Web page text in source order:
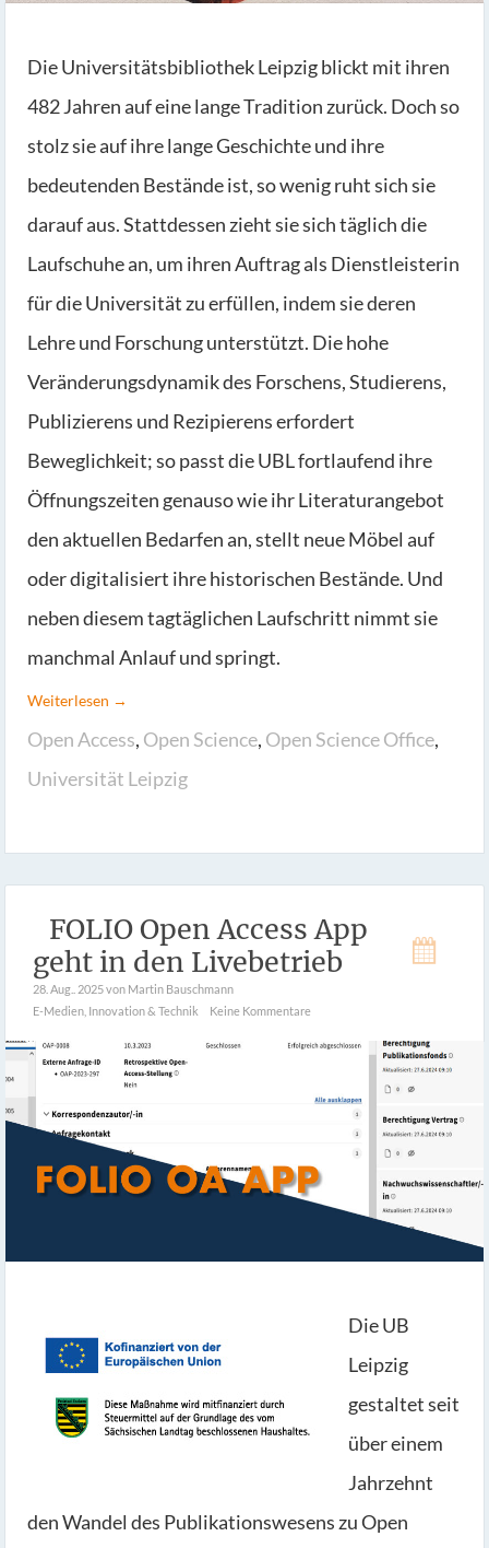
Die Universitätsbibliothek Leipzig blickt mit ihren
482 Jahren auf eine lange Tradition zurück. Doch so
stolz sie auf ihre lange Geschichte und ihre
bedeutenden Bestände ist, so wenig ruht sich sie
darauf aus. Stattdessen zieht sie sich täglich die
Laufschuhe an, um ihren Auftrag als Dienstleisterin
für die Universität zu erfüllen, indem sie deren
Lehre und Forschung unterstützt. Die hohe
Veränderungsdynamik des Forschens, Studierens,
Publizierens und Rezipierens erfordert
Beweglichkeit; so passt die UBL fortlaufend ihre
Öffnungszeiten genauso wie ihr Literaturangebot
den aktuellen Bedarfen an, stellt neue Möbel auf
oder digitalisiert ihre historischen Bestände. Und
neben diesem tagtäglichen Laufschritt nimmt sie
manchmal Anlauf und springt.
Weiterlesen →
Open Access, Open Science, Open Science Office,
Universität Leipzig
FOLIO Open Access App
geht in den Livebetrieb
28. Aug.. 2025von Martin Bauschmann
E-Medien Innovation & Technik Keine Kommentare
Die UB
Leipzig
gestaltet seit
über einem
Jahrzehnt
den Wandel des Publikationswesens zu Open